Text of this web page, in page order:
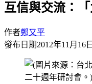
互信與交流：
作者鄭又平
發布日期2012年11月16日